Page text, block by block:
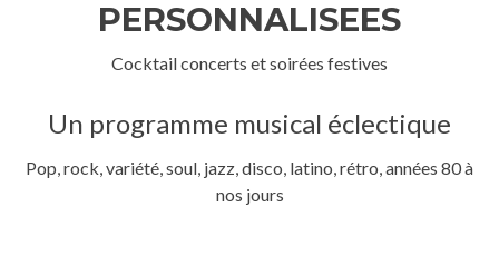
PERSONNALISEES
Cocktail concerts et soirées festives
Un programme musical éclectique
Pop, rock, variété, soul, jazz, disco, latino, rétro, années 80 à
nos jours